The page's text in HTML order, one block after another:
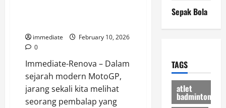
Atas
immediate
February 10, 2026
0
Immediate-Renova – Dalam
sejarah modern MotoGP,
jarang sekali kita melihat
seorang pembalap yang
Sepak Bola
TAGS
atlet
badminton